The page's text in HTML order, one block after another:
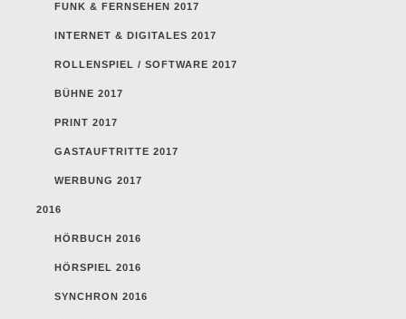
FUNK & FERNSEHEN 2017
INTERNET & DIGITALES 2017
ROLLENSPIEL / SOFTWARE 2017
BÜHNE 2017
PRINT 2017
GASTAUFTRITTE 2017
WERBUNG 2017
2016
HÖRBUCH 2016
HÖRSPIEL 2016
SYNCHRON 2016